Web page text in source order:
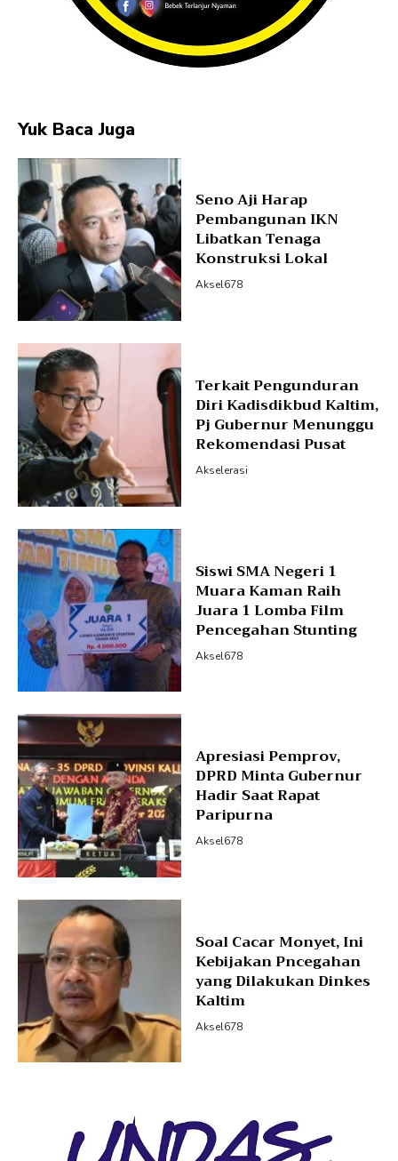
Yuk Baca Juga
Seno Aji Harap
Pembangunan IKN
Libatkan Tenaga
Konstruksi Lokal
Aksel678
Terkait Pengunduran
Diri Kadisdikbud Kaltim,
Pj Gubernur Menunggu
Rekomendasi Pusat
Akselerasi
Siswi SMA Negeri 1
Muara Kaman Raih
Juara 1 Lomba Film
Pencegahan Stunting
Aksel678
Apresiasi Pemprov,
DPRD Minta Gubernur
Hadir Saat Rapat
Paripurna
Aksel678
Soal Cacar Monyet, Ini
Kebijakan Pncegahan
yang Dilakukan Dinkes
Kaltim
Aksel678